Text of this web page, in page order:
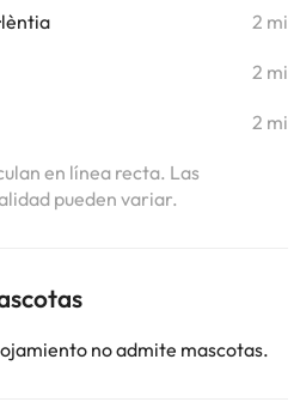
2 mi
2 mi
2 mi
en línea recta. Las
pueden variar.
no admite mascotas.